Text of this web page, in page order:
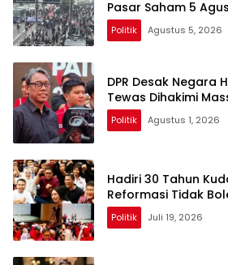
Pasar Saham 5
Politik Agustus 5, 2026
DPR Desak Negara
Tewas Dihakimi
Politik Agustus 1, 2026
Hadiri 30 Tahun
Reformasi Tidak
Politik Juli 19, 2026